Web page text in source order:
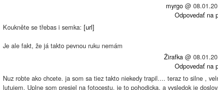
myrgo @
Odpovedať na
Koukněte se třebas i semka: [url]
Je ale fakt, že já takto pevnou ruku nemám
Žirafka @
Odpovedať na
Nuz robte ako chcete. ja som sa tiez takto niekedy trapil.... teraz to silne ,
lutujem. Uplne som presiel na fotocestu. je to pohodicka, a vysledok je